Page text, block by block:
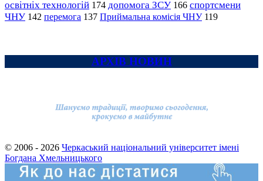
освітніх технологій 174 допомога ЗСУ 166 спортсмени
ЧНУ 142 перемога 137 Приймальна комісія ЧНУ 119
АРХІВ НОВИН
© 2006 - 2026 Черкаський національний університет імені
Богдана Хмельницького